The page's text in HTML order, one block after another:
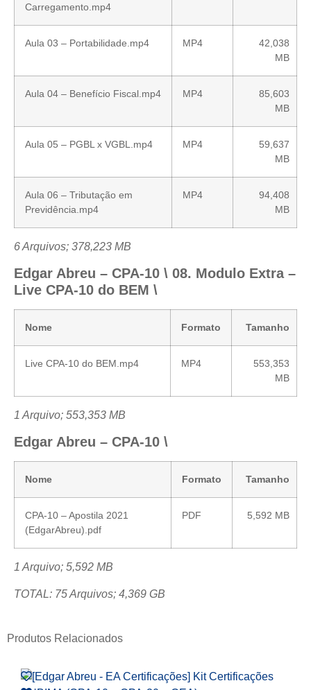
Carregamento.mp4
Aula 03 – Portabilidade.mp4 MP4
42,038
MB
Aula 04 – Benefício Fiscal.mp4 MP4
85,603
MB
Aula 05 – PGBL x VGBL.mp4 MP4
59,637
MB
Aula 06 – Tributação em
Previdência.mp4
MP4
94,408
MB
6 Arquivos; 378,223 MB
Edgar Abreu – CPA-10 \ 08. Modulo Extra –
Live CPA-10 do BEM \
Nome Formato Tamanho
Live CPA-10 do BEM.mp4 MP4
553,353
MB
1 Arquivo; 553,353 MB
Edgar Abreu – CPA-10 \
Nome Formato Tamanho
CPA-10 – Apostila 2021
(EdgarAbreu).pdf
PDF 5,592 MB
1 Arquivo; 5,592 MB
TOTAL: 75 Arquivos; 4,369 GB
Produtos Relacionados